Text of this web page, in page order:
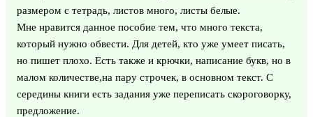
размером с тетрадь, листов много, листы белые.
Мне нравится данное пособие тем, что много текста,
который нужно обвести. Для детей, кто уже умеет писать,
но пишет плохо. Есть также и крючки, написание букв, но в
малом количестве,на пару строчек, в основном текст. С
середины книги есть задания уже переписать скороговорку,
предложение.